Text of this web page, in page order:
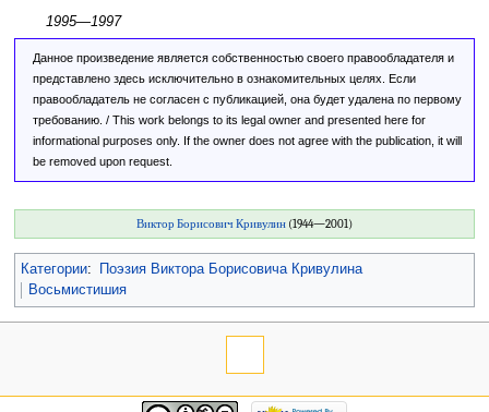
1995—1997
Данное произведение является собственностью своего правообладателя и
представлено здесь исключительно в ознакомительных целях. Если
правообладатель не согласен с публикацией, она будет удалена по первому
требованию. / This work belongs to its legal owner and presented here for
informational purposes only. If the owner does not agree with the publication, it will
be removed upon request.
Виктор Борисович Кривулин (1944—2001)
Категории:
Поэзия Виктора Борисовича Кривулина
Восьмистишия